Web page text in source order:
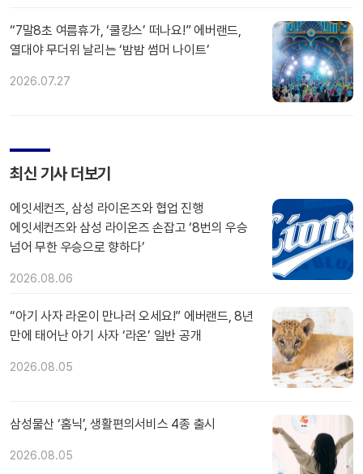
“7말8초 여름휴가, ‘쿨캉스’ 떠나요!” 에버랜드,
열대야 무더위 날리는 ‘밤밤 썸머 나이트’
2026.07.27
최신 기사 더보기
에잇세컨즈, 삼성 라이온즈와 협업 진행
에잇세컨즈와 삼성 라이온즈 손잡고 ‘8번의 우승
넘어 무한 우승으로 향하다’
2026.08.06
“아기 사자 라온이 만나러 오세요!” 에버랜드, 8년
만에 태어난 아기 사자 ‘라온’ 일반 공개
2026.08.05
삼성물산 ‘홈닉’, 생활편의서비스 4종 출시
2026.08.05